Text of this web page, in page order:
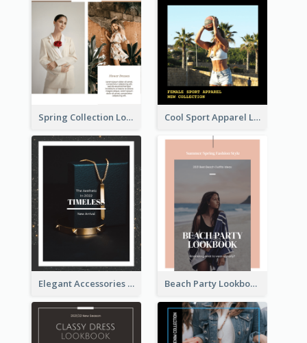
Spring Collection Lookbook Cool Sport Apparel Lookbook
Elegant Accessories Lookbook Beach Party Lookbook